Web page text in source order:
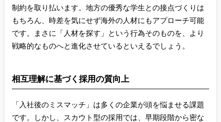
制約を取り払います。地方の優秀な学生との接点づくりは
もちろん、時差を気にせず海外の人材にもアプローチ可能
です。まさに「人材を探す」という行為そのものを、より
戦略的なものへと進化させているといえるでしょう。
相互理解に基づく採用の質向上
「入社後のミスマッチ」は多くの企業が頭を悩ませる課題
です。しかし、スカウト型の採用では、早期段階から密な